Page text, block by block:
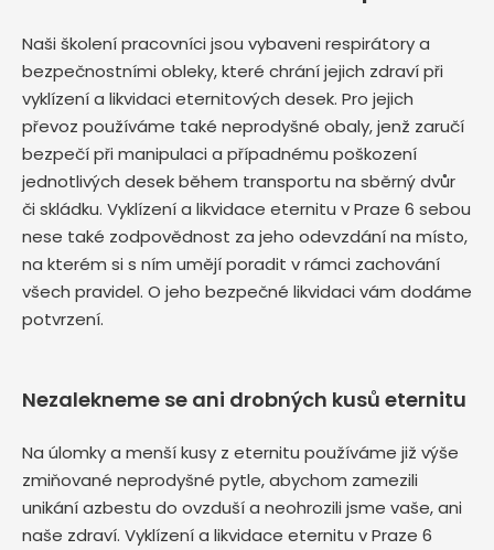
Naši školení pracovníci jsou vybaveni respirátory a
bezpečnostními obleky, které chrání jejich zdraví při
vyklízení a likvidaci eternitových desek. Pro jejich
převoz používáme také neprodyšné obaly, jenž zaručí
bezpečí při manipulaci a případnému poškození
jednotlivých desek během transportu na sběrný dvůr
či skládku. Vyklízení a likvidace eternitu v Praze 6 sebou
nese také zodpovědnost za jeho odevzdání na místo,
na kterém si s ním umějí poradit v rámci zachování
všech pravidel. O jeho bezpečné likvidaci vám dodáme
potvrzení.
Nezalekneme se ani drobných kusů eternitu
Na úlomky a menší kusy z eternitu používáme již výše
zmiňované neprodyšné pytle, abychom zamezili
unikání azbestu do ovzduší a neohrozili jsme vaše, ani
naše zdraví. Vyklízení a likvidace eternitu v Praze 6